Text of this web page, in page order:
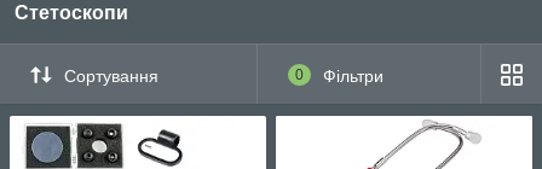
Стетоскопи
Сортування 0 Фільтри